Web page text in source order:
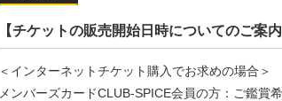
【チケットの販売開始日時についてのご案内
＜インターネットチケット購入でお求めの場合＞
メンバーズカードCLUB-SPICE会員の方：ご鑑賞